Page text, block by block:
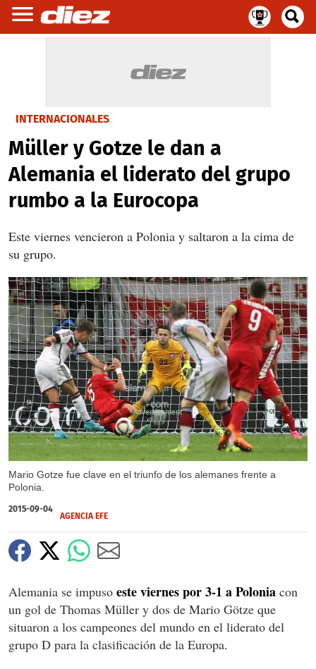
INTERNACIONALES
Müller y Gotze le dan a
Alemania el liderato del grupo
rumbo a la Eurocopa
Este viernes vencieron a Polonia y saltaron a la cima de
su grupo.
Mario Gotze fue clave en el triunfo de los alemanes frente a
Polonia.
X
X
2015-09-04
AGENCIA EFE
Alemania se impuso este viernes por 3-1 a Polonia con
un gol de Thomas Müller y dos de Mario Götze que
situaron a los campeones del mundo en el liderato del
grupo D para la clasificación de la Europa.